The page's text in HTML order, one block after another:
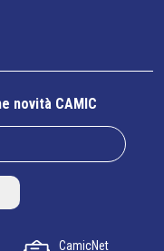
novità CAMIC
CamicNet